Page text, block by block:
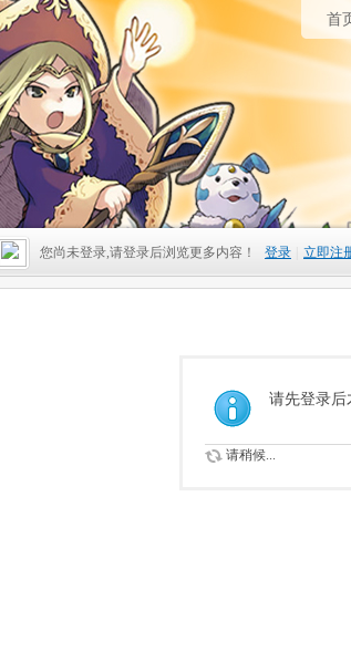
首
您尚未登录,请登录后浏览更多内容！ 登录 立即注
请先登录后
请稍候...